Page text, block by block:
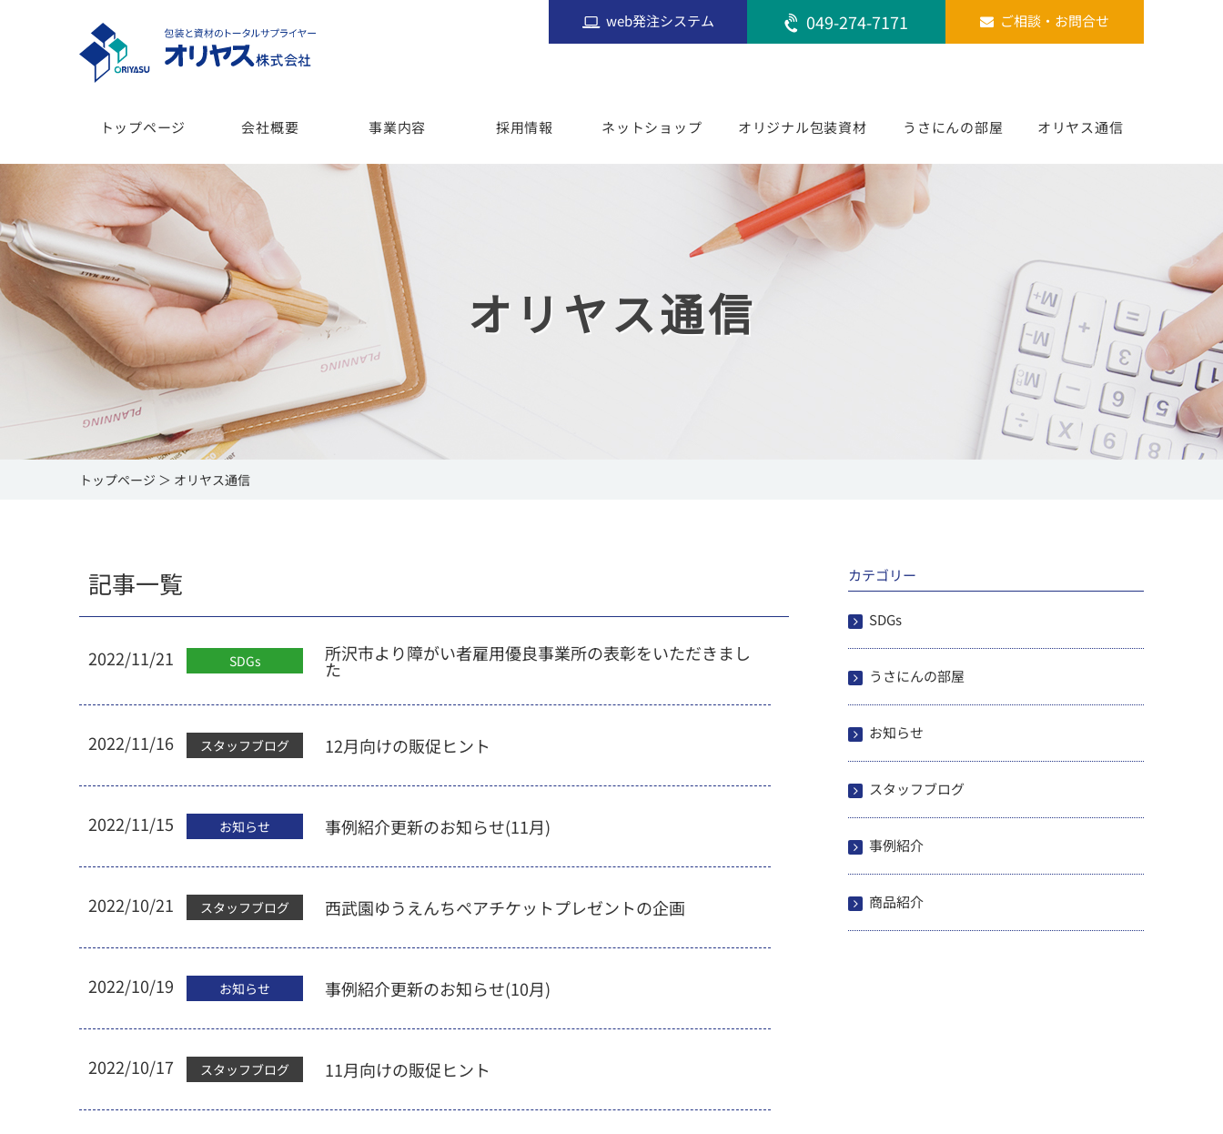
web発注システム 049-274-7171 ご相談・お問合せ
トップページ 会社概要 事業内容 採用情報 ネットショップ オリジナル包装資材 うさにんの部屋 オリヤス通信
オリヤス通信
トップページ オリヤス通信
記事一覧
2022/11/21 SDGs 所沢市より障がい者雇用優良事業所の表彰をいただきまし
た
2022/11/16 スタッフブログ 12月向けの販促ヒント
2022/11/15 お知らせ 事例紹介更新のお知らせ(11月)
2022/10/21 スタッフブログ 西武園ゆうえんちペアチケットプレゼントの企画
2022/10/19 お知らせ 事例紹介更新のお知らせ(10月)
2022/10/17 スタッフブログ 11月向けの販促ヒント
カテゴリー
SDGs
うさにんの部屋
お知らせ
スタッフブログ
事例紹介
商品紹介